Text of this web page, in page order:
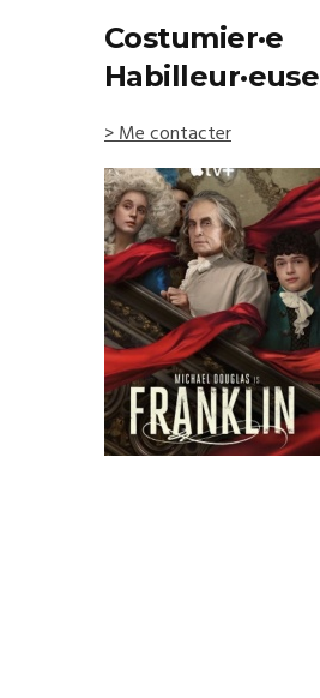
Costumier·e
Habilleur·euse
> Me contacter